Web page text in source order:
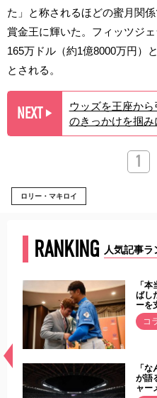
た」と称されるほどの蜜月関
賞金王に輝いた。フィッツジ
165万ドル（約1億8000万円）
とされる。
NEXT ▶︎
ウッズを王座か
のきっかけを掴み
1
ロリー・マキロイ
RANKING 人気記事ラ
常
「
ばし
ーを
コ
「
が語
ャー